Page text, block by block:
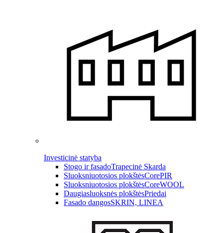
Investicinė statyba
Stogo ir fasadoTrapecinė Skarda
Sluoksniuotosios plokštėsCorePIR
Sluoksniuotosios plokštėsCoreWOOL
Daugiasluoksnės plokštėsPriedai
Fasado dangosSKRIN, LINEA